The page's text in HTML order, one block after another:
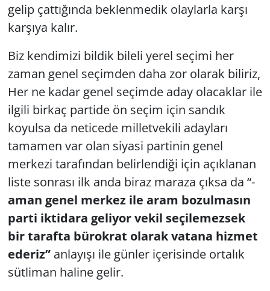
gelip çattığında beklenmedik olaylarla karşı
karşıya kalır.
Biz kendimizi bildik bileli yerel seçimi her
zaman genel seçimden daha zor olarak biliriz,
Her ne kadar genel seçimde aday olacaklar ile
ilgili birkaç partide ön seçim için sandık
koyulsa da neticede milletvekili adayları
tamamen var olan siyasi partinin genel
merkezi tarafından belirlendiği için açıklanan
liste sonrası ilk anda biraz maraza çıksa da “-
aman genel merkez ile aram bozulmasın
parti iktidara geliyor vekil seçilemezsek
bir tarafta bürokrat olarak vatana hizmet
ederiz” anlayışı ile günler içerisinde ortalık
sütliman haline gelir.